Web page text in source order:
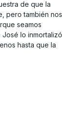
de que la
pero también nos
seamos
lo inmortalizó
hasta que la